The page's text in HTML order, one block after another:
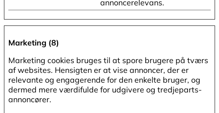
annoncerelevans.
Marketing (8)
Marketing cookies bruges til at spore brugere på tværs
af websites. Hensigten er at vise annoncer, der er
relevante og engagerende for den enkelte bruger, og
dermed mere værdifulde for udgivere og tredjeparts-
annoncører.